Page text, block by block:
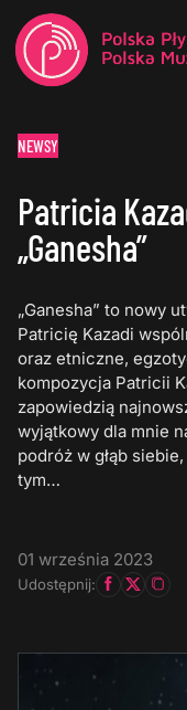
NEWSY
Patricia
„Ganesha”
„Ganesha” to nowy
Patricię Kazadi
oraz etniczne,
kompozycja Patricii
zapowiedzią
wyjątkowy dla mnie
podróż w głąb
tym…
01 września 2023
Udostępnij: